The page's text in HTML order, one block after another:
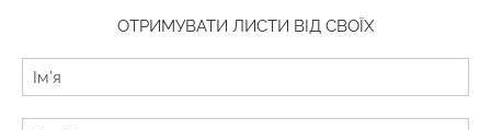
ОТРИМУВАТИ ЛИСТИ ВІД СВОЇХ